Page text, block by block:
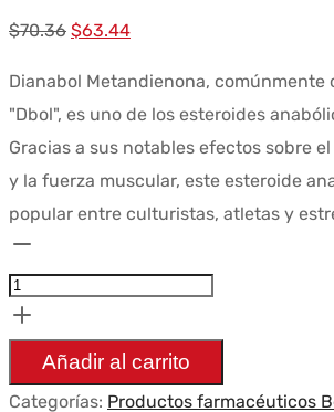
$70.36 El
$63.44El
Dianabol Metandienona, comúnmente
"Dbol", es uno de los esteroides
Gracias a sus notables efectos sobre
y la fuerza muscular, este esteroide
popular entre culturistas, atletas y
Pro
(Dianabol
20MG)
Añadir al carrito
Categorías: Productos farmacéuticos